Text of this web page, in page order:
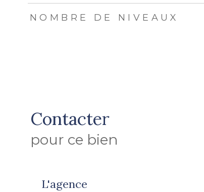
NOMBRE DE NIVEAUX
Contacter
pour ce bien
L'agence